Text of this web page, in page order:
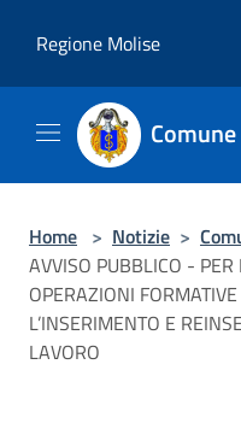
Regione Molise
Home > Notizie >
AVVISO PUBBLICO -
OPERAZIONI
L’INSERIMENTO E
LAVORO